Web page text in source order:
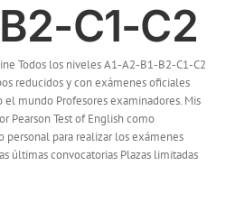
C1-C2
Todos los niveles A1-A2-B1-B2-C1-C2
reducidos y con exámenes oficiales
mundo Profesores examinadores. Mis
Pearson Test of English como
personal para realizar los exámenes
últimas convocatorias Plazas limitadas